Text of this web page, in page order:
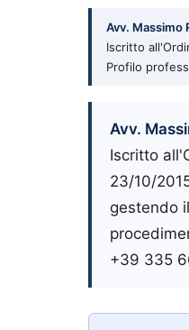
Avv. Massimo
Iscritto
Profilo
Avv.
Iscritto
23/10/
gestendo
+39 335